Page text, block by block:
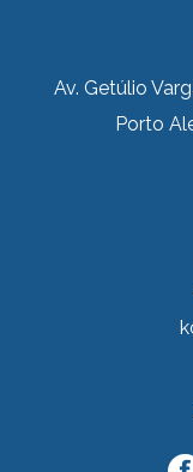
Av. Getúlio
Porto